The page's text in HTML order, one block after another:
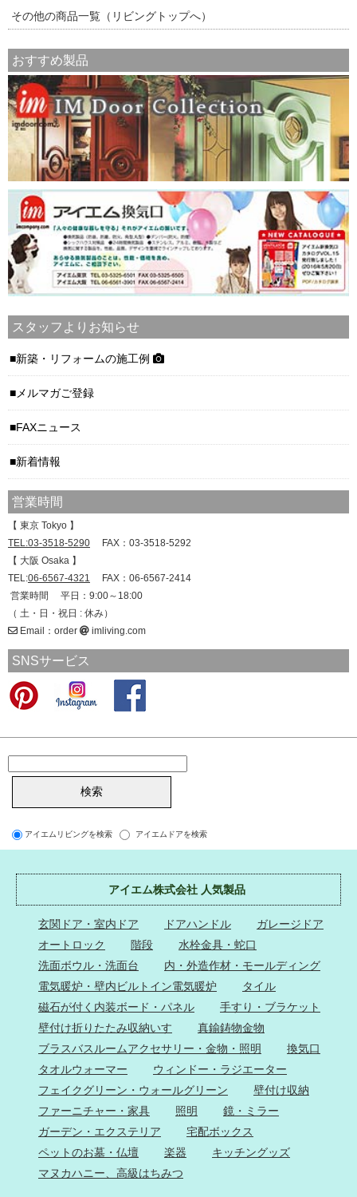
その他の商品一覧（リビングトップへ）
おすすめ製品
スタッフよりお知らせ
新築・リフォームの施工例
メルマガご登録
FAXニュース
新着情報
営業時間
【 東京 Tokyo 】
TEL:03-3518-5290 FAX：03-3518-5292
【 大阪 Osaka 】
TEL:06-6567-4321 FAX：06-6567-2414
営業時間 平日：9:00～18:00
（ 土・日・祝日 : 休み）
Email：order
imliving.com
SNSサービス
アイエムリビングを検索 アイエムドアを検索
アイエム株式会社 人気製品
玄関ドア・室内ドア ドアハンドル
ガレージドア
オートロック
階段
水栓金具・蛇口
洗面ボウル・洗面台
内・外造作材・モールディング
電気暖炉・壁内ビルトイン電気暖炉
タイル
磁石が付く内装ボード・パネル
手すり・ブラケット
壁付け折りたたみ収納いす
真鍮鋳物金物
ブラスバスルームアクセサリー・金物・照明
換気口
タオルウォーマー
ウィンドー・ラジエーター
フェイクグリーン・ウォールグリーン
壁付け収納
ファーニチャー・家具
照明
鏡・ミラー
ガーデン・エクステリア
宅配ボックス
ペットのお墓・仏壇
楽器
キッチングッズ
マヌカハニー、高級はちみつ